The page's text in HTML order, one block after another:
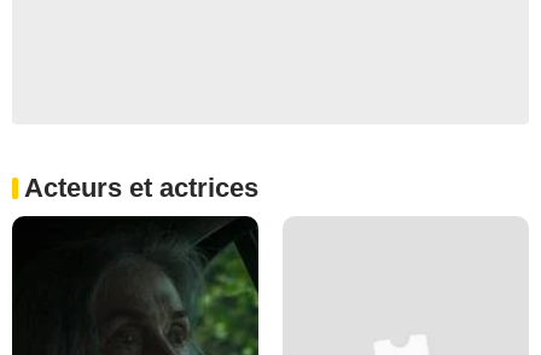
Acteurs et actrices